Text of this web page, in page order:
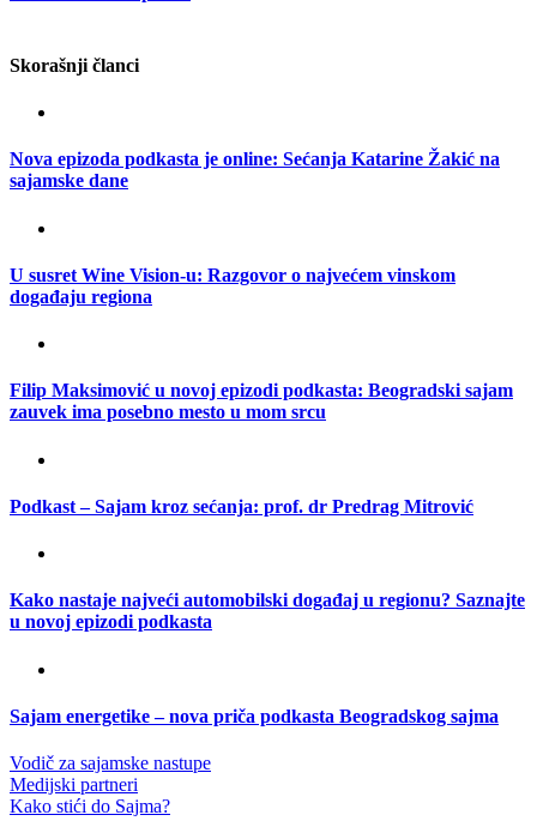
Skorašnji članci
Nova epizoda podkasta je online: Sećanja Katarine Žakić na
sajamske dane
U susret Wine Vision-u: Razgovor o najvećem vinskom
događaju regiona
Filip Maksimović u novoj epizodi podkasta: Beogradski sajam
zauvek ima posebno mesto u mom srcu
Podkast – Sajam kroz sećanja: prof. dr Predrag Mitrović
Kako nastaje najveći automobilski događaj u regionu? Saznajte
u novoj epizodi podkasta
Sajam energetike – nova priča podkasta Beogradskog sajma
Vodič za sajamske nastupe
Medijski partneri
Kako stići do Sajma?